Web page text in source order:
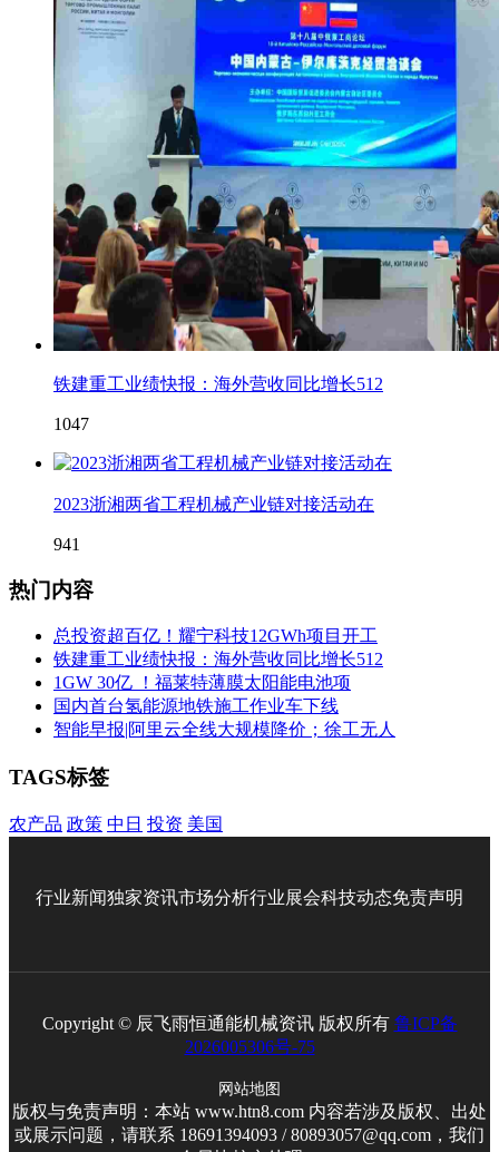
铁建重工业绩快报：海外营收同比增长512
1047
2023浙湘两省工程机械产业链对接活动在
941
热门内容
总投资超百亿！耀宁科技12GWh项目开工
铁建重工业绩快报：海外营收同比增长512
1GW 30亿 ！福莱特薄膜太阳能电池项
国内首台氢能源地铁施工作业车下线
智能早报|阿里云全线大规模降价；徐工无人
TAGS标签
农产品 政策 中日 投资 美国
行业新闻独家资讯市场分析行业展会科技动态免责声明
Copyright © 辰飞雨恒通能机械资讯 版权所有 鲁ICP备
2026005306号-75
网站地图
版权与免责声明：本站 www.htn8.com 内容若涉及版权、出处
或展示问题，请联系 18691394093 / 80893057@qq.com，我们